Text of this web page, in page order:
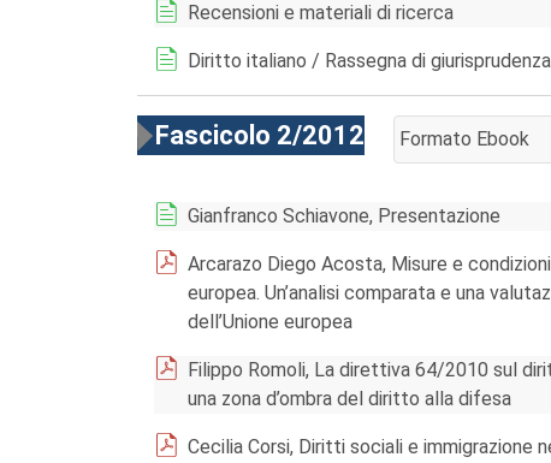
Recensioni e materiali di ricerca
Diritto italiano / Rassegna di giurisprudenza
Fascicolo 2/2012 Formato Ebook
AGGIUNGI AL
Gianfranco Schiavone, Presentazione
Arcarazo Diego Acosta, Misure e
europea. Un’analisi comparata e una
dell’Unione europea
Filippo Romoli, La direttiva 64/2010 sul
una zona d’ombra del diritto alla difesa
Cecilia Corsi, Diritti sociali e